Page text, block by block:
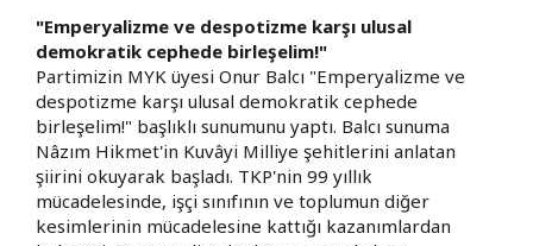
"Emperyalizme ve despotizme karşı ulusal
demokratik cephede birleşelim!"
Partimizin MYK üyesi Onur Balcı "Emperyalizme ve
despotizme karşı ulusal demokratik cephede
birleşelim!" başlıklı sunumunu yaptı. Balcı sunuma
Nâzım Hikmet'in Kuvâyi Milliye şehitlerini anlatan
şiirini okuyarak başladı. TKP'nin 99 yıllık
mücadelesinde, işçi sınıfının ve toplumun diğer
kesimlerinin mücadelesine kattığı kazanımlardan